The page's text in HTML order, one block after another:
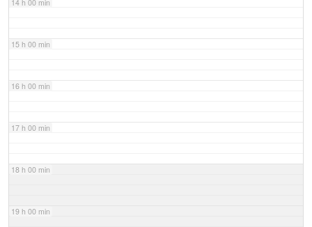
14 h 00 min
15 h 00 min
16 h 00 min
17 h 00 min
18 h 00 min
19 h 00 min